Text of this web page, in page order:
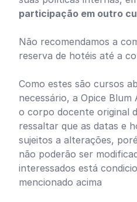
participação em outro
Não recomendamos a
reserva de hotéis até a
Como estes são cursos
necessário, a Opice
o corpo docente original
ressaltar que as datas e
sujeitos a alterações,
não poderão ser
interessados está
mencionado acima